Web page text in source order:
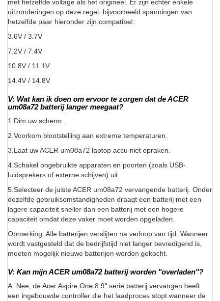
met hetzelfde voltage als het origineel. Er zijn echter enkele
uitzonderingen op deze regel, bijvoorbeeld spanningen van
hetzelfde paar hieronder zijn compatibel:
3.6V / 3.7V
7.2V / 7.4V
10.8V / 11.1V
14.4V / 14.8V
V: Wat kan ik doen om ervoor te zorgen dat de ACER
um08a72 batterij langer meegaat?
1.Dim uw scherm.
2.Voorkom blootstelling aan extreme temperaturen.
3.Laat uw ACER um08a72 laptop accu niet opraken.
4.Schakel ongebruikte apparaten en poorten (zoals USB-
luidsprekers of externe schijven) uit.
5.Selecteer de juiste ACER um08a72 vervangende batterij. Onder
dezelfde gebruiksomstandigheden draagt een batterij met een
lagere capaciteit sneller dan een batterij met een hogere
capaciteit omdat deze vaker moet worden opgeladen.
Opmerking: Alle batterijen verslijten na verloop van tijd. Wanneer
wordt vastgesteld dat de bedrijfstijd niet langer bevredigend is,
moeten mogelijk nieuwe batterijen worden gekocht.
V: Kan mijn ACER um08a72 batterij worden "overladen"?
A: Nee, de Acer Aspire One 8.9" serie batterij vervangen heeft
een ingebouwde controller die het laadproces stopt wanneer de